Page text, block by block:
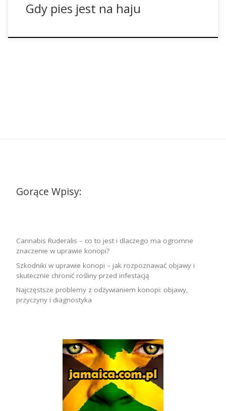
Gdy pies jest na haju
Gorące Wpisy:
Cannabis Ruderalis – co to jest i dlaczego ma ogromne
znaczenie w uprawie konopi?
Szkodniki w uprawie konopi – jak rozpoznawać objawy i
skutecznie chronić rośliny przed infestacją
Najczęstsze problemy z odżywianiem konopi: objawy,
przyczyny i diagnostyka